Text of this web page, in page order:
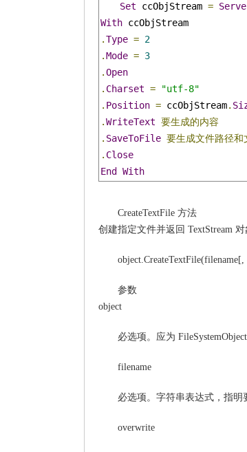
Set ccObjStream =
With
.Type = 2
.Mode = 3
.Open
. Charset =
"utf-8"
. Position = ccObjStream.
.WriteText 要生成的内容
. SaveToFile 要生成文件路径和
. Close
End
With
CreateTextFile 方法
创建指定文件并返回 TextStream
参数
object
必选项。应为
filename
必选项。字符串表达式，指明
overwrite